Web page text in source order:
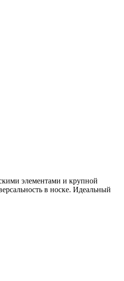
элементами и крупной
в носке. Идеальный